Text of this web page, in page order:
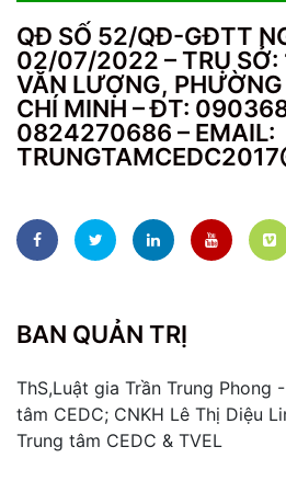
QĐ SỐ 52/QĐ-GĐTT
02/07/2022 – TRỤ SỞ:
VĂN LƯỢNG,
CHÍ MINH – ĐT:
0824270686 – EMAIL:
BAN QUẢN TRỊ
ThS,Luật gia Trần Trung Phong
tâm CEDC; CNKH Lê Thị Diệu
Trung tâm CEDC & TVEL